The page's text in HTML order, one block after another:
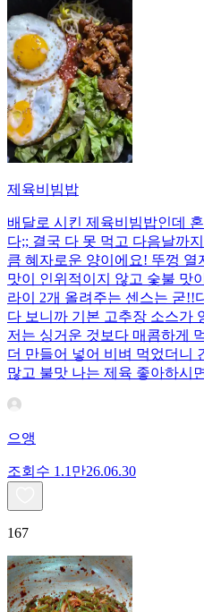
제육비빔밥
배달로 시킨 제육비빔밥인데
다;; 결국 다 못 먹고 다음날까
큼 혜자로운 양이에요! 뚜껑 열
맛이 인위적이지 않고 숯불 맛
라이 2개 올려주는 센스는 굳!!
다 보니까 기본 고추장 소스가
저는 싱거운 것보다 매콤하게
더 만들어 넣어 비벼 먹었더니
많고 불맛 나는 제육 좋아하시
으앵
조회수 1.1만26.06.30
167